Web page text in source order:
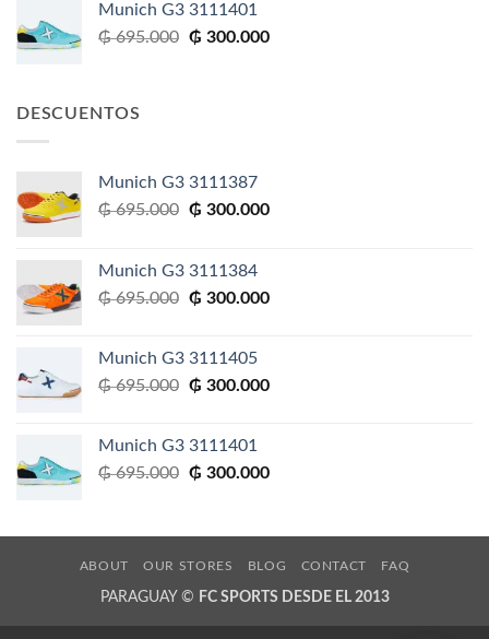
Munich G3 3111401
₲695.000 El
₲ 300.000El
DESCUENTOS
Munich G3 3111387
₲695.000 El
era:
₲ 695.000.
₲ 300.000El
₲ 300.000.
Munich G3 3111384
₲695.000 El
era:
₲ 695.000.
₲ 300.000El
₲ 300.000.
Munich G3 3111405
₲695.000 El
era:
₲ 695.000.
₲ 300.000El
₲ 300.000.
Munich G3 3111401
₲695.000 El
era:
₲ 695.000.
₲ 300.000El
es:
₲ 300.000.
ABOUT OUR STORES BLOG CONTACT FAQ
PARAGUAY © FC SPORTS DESDE EL 2013